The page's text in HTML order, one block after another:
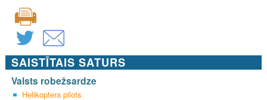
SAISTĪTAIS SATURS
Valsts robežsardze
Helikoptera pilots